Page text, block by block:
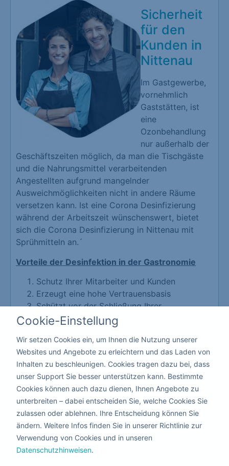
Sicherheit
für den
Kunden in
Nittenau
Im Gastgewerbe,
vornehmlich
Gaststätten, ist
eine
Ozonbehandlung
nur außerhalb der
Geschäftszeiten möglich, da man die Tischgäste
und die Nahrungsmittel verarbeitenden
Angestellten aufgrund mangelnder
Ausweichmöglichkeiten nicht in andere Räume
versetzen kann. Ist eine Corona Desinfizierung
während der Arbeitszeit wünschenswert, bietet
sich die Corona Desinfizierung in Nittenau mit
Sprühmitteln an.´
Vorteile der Desinfektion in der Gastronomie
Schutz Ihrer Mitarbeiter und Kunden
Erzeugt eine hohe Vertrauensbasis
Schützt vor der Schließung Ihrer
Gastronomie
Da hier niemand die Räume verlassen muss, kann
die Corona Desinfektion mit giftfreien flüssigen
Produkten nebenbei durchgeführt werden.
Kita & Schule
Warum eine
Cookie-Einstellung
Wir setzen Cookies ein, um Ihnen die Nutzung unserer
Websites und Angebote zu erleichtern und das Laden von
Inhalten zu beschleunigen. Cookies tragen dazu bei, dass
unser Support Sie besser unterstützen kann. Bestimmte
Cookies können auch dazu dienen, Ihnen Angebote zu
unterbreiten – dabei entscheiden Sie, welche Cookies Sie
zulassen oder ablehnen. Ihre Entscheidung können Sie
ändern. Weitere Infos finden Sie in unserer Richtlinie zur
Verwendung von Cookies und in unseren
Datenschutzhinweisen.